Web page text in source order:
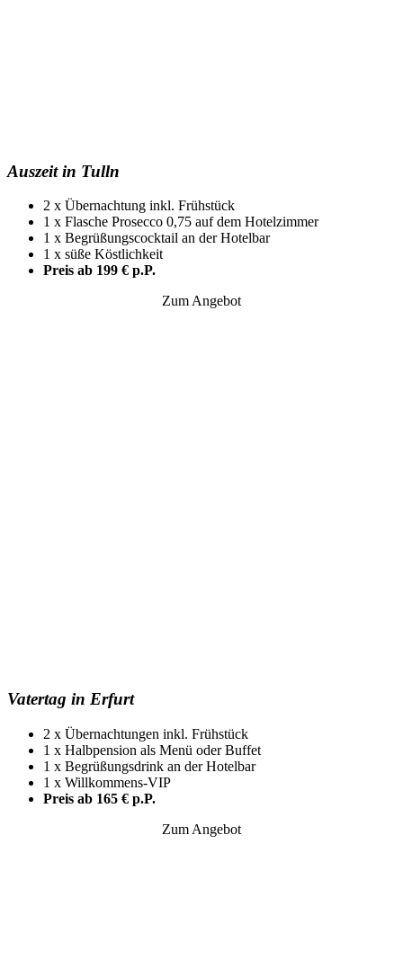
Auszeit in Tulln
2 x Übernachtung inkl. Frühstück
1 x Flasche Prosecco 0,75 auf dem Hotelzimmer
1 x Begrüßungscocktail an der Hotelbar
1 x süße Köstlichkeit
Preis ab 199 € p.P.
Zum Angebot
Vatertag in Erfurt
2 x Übernachtungen inkl. Frühstück
1 x Halbpension als Menü oder Buffet
1 x Begrüßungsdrink an der Hotelbar
1 x Willkommens-VIP
Preis ab 165 € p.P.
Zum Angebot